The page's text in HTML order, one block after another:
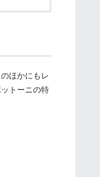
ほかにもレ
トーニの特